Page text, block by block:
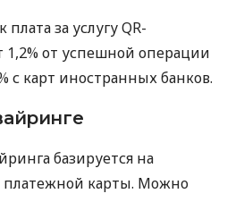
за услугу QR-
1,2% от успешной операции
с карт иностранных банков.
базируется на
платежной карты. Можно